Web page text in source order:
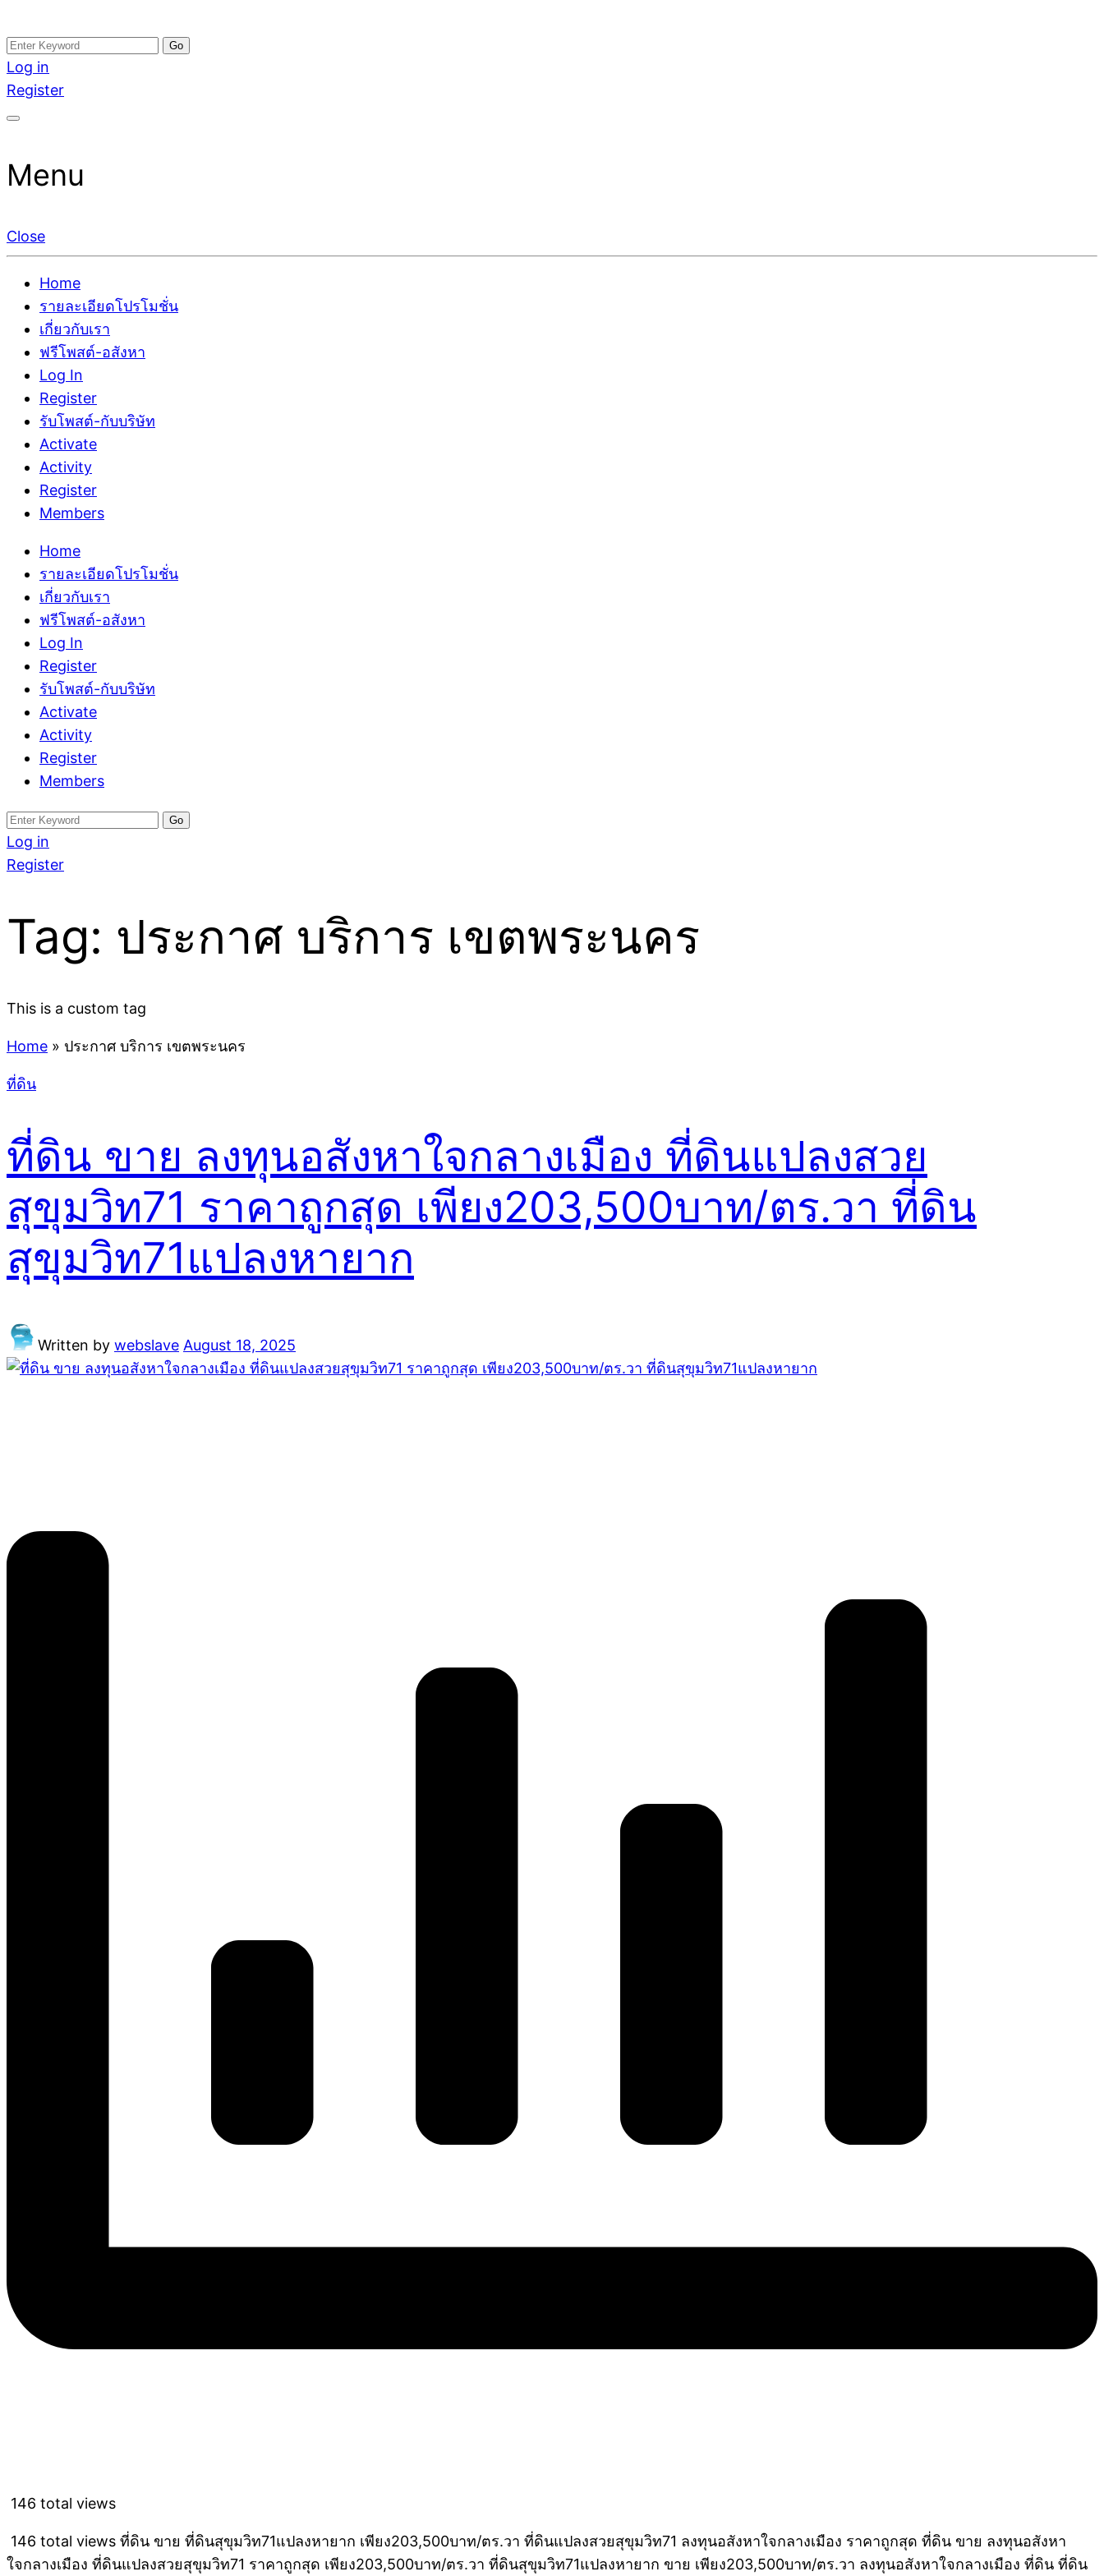
Skip
to
content
อสังหาโพสต์ รีวิวเยอะ รับจ้างโพสต์ขายบ้าน รับจ้างโพสต์อสังหา แตกต่างอย่างตั้งใจ รับรองผล อันดับ1 การโพสต์ขายอสังหา กับทีมงานบริษัท บ้าน ที่ดิน คอนโด
ติดGoogleหน้าแรกได้จริงๆ ใน 7 วัน
รับจ้างโพสอสังหา ขายบ้าน อสังหาโพสต์ เชื่อถือได้จริง รับโพสต์ ที่ดิน กับทีมงานบริษัท ถูกและดีที่สุด ไม่มีค่านายหน้า ขายได้จริงๆ ช่วยสร้างโอกาสในการขายได้มากกว่า ที่
เดียว ที่กล้าการันตีผลงาน ประสบการณ์กว่า20ปี ทีมงานมืออาชีพ ช่วยคุณขายบ้านมานาน ตัวจริง
Search
for:
Log in
Register
Menu
Close
Home
รายละเอียดโปรโมชั่น
เกี่ยวกับเรา
ฟรีโพสต์-อสังหา
Log In
Register
รับโพสต์-กับบริษัท
Activate
Activity
Register
Members
Home
รายละเอียดโปรโมชั่น
เกี่ยวกับเรา
ฟรีโพสต์-อสังหา
Log In
Register
รับโพสต์-กับบริษัท
Activate
Activity
Register
Members
Search
for:
Log in
Register
Tag: ประกาศ บริการ เขตพระนคร
This is a custom tag
Home » ประกาศ บริการ เขตพระนคร
ที่ดิน
ที่ดิน ขาย ลงทุนอสังหาใจกลางเมือง ที่ดินแปลงสวย
สุขุมวิท71 ราคาถูกสุด เพียง203,500บาท/ตร.วา ที่ดิน
สุขุมวิท71แปลงหายาก
Written by webslave August 18, 2025
146 total views
146 total views ที่ดิน ขาย ที่ดินสุขุมวิท71แปลงหายาก เพียง203,500บาท/ตร.วา ที่ดินแปลงสวยสุขุมวิท71 ลงทุนอสังหาใจกลางเมือง ราคาถูกสุด ที่ดิน ขาย ลงทุนอสังหา
ใจกลางเมือง ที่ดินแปลงสวยสุขุมวิท71 ราคาถูกสุด เพียง203,500บาท/ตร.วา ที่ดินสุขุมวิท71แปลงหายาก ขาย เพียง203,500บาท/ตร.วา ลงทุนอสังหาใจกลางเมือง ที่ดิน ที่ดิน